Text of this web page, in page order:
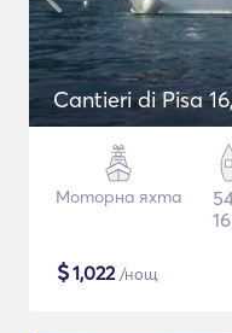
Cantieri di Pisa
Моторна яхта
$1,022/нощ